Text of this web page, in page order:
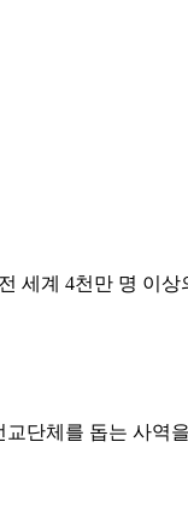
세계 4천만 명 이
단체를 돕는 사역